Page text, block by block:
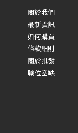
關於我們
最新資訊
如何購買
條款細則
關於批發
職位空缺